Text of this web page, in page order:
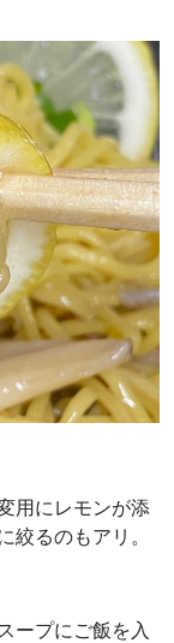
用にレモンが添
絞るのもアリ。
ープにご飯を入